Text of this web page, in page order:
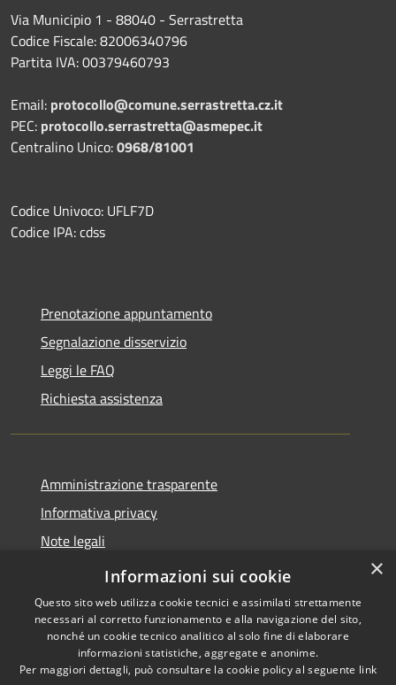
Via Municipio 1 - 88040 - Serrastretta
Codice Fiscale: 82006340796
Partita IVA: 00379460793
Email: protocollo@comune.serrastretta.cz.it
PEC: protocollo.serrastretta@asmepec.it
Centralino Unico:0968/81001
Codice Univoco: UFLF7D
Codice IPA: cdss
Prenotazione appuntamento
Segnalazione disservizio
Leggi le FAQ
Richiesta assistenza
Amministrazione trasparente
Informativa privacy
Note legali
Dichiarazione di accessibilità
Accessibilità
Copyright © 2026 • Comune di
Serrastretta • Powered by
×
Informazioni sui cookie
Questo sito web utilizza cookie tecnici e assimilati strettamente
necessari al corretto funzionamento e alla navigazione del sito,
nonché un cookie tecnico analitico al solo fine di elaborare
informazioni statistiche, aggregate e anonime.
Per maggiori dettagli, può consultare la cookie policy al seguente link